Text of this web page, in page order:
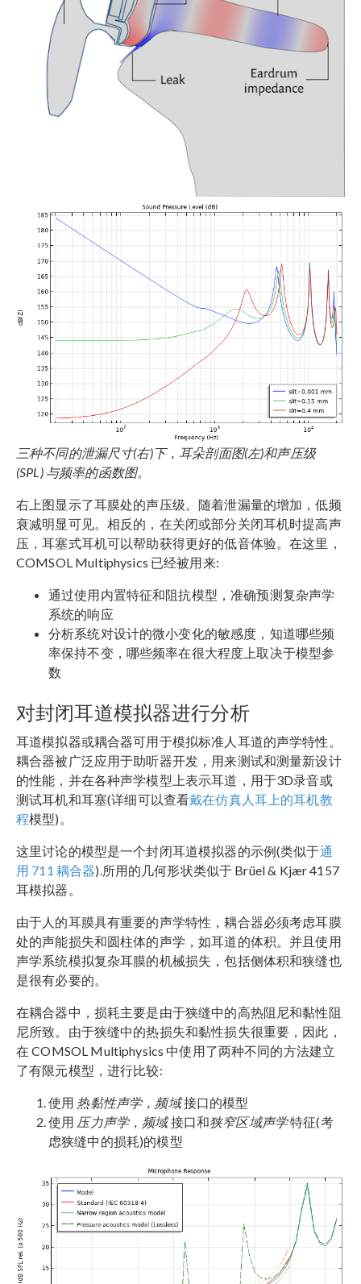
三种不同的泄漏尺寸(右)下，耳朵剖面图(左)和声压级
(SPL) 与频率的函数图。
右上图显示了耳膜处的声压级。随着泄漏量的增加，低频
衰减明显可见。相反的，在关闭或部分关闭耳机时提高声
压，耳塞式耳机可以帮助获得更好的低音体验。在这里，
COMSOL Multiphysics 已经被用来:
通过使用内置特征和阻抗模型，准确预测复杂声学
系统的响应
分析系统对设计的微小变化的敏感度，知道哪些频
率保持不变，哪些频率在很大程度上取决于模型参
数
对封闭耳道模拟器进行分析
耳道模拟器或耦合器可用于模拟标准人耳道的声学特性。
耦合器被广泛应用于助听器开发，用来测试和测量新设计
的性能，并在各种声学模型上表示耳道，用于3D录音或
测试耳机和耳塞(详细可以查看戴在仿真人耳上的耳机教
程模型)。
这里讨论的模型是一个封闭耳道模拟器的示例(类似于通
用 711 耦合器).所用的几何形状类似于 Brüel & Kjær 4157
耳模拟器。
由于人的耳膜具有重要的声学特性，耦合器必须考虑耳膜
处的声能损失和圆柱体的声学，如耳道的体积。并且使用
声学系统模拟复杂耳膜的机械损失，包括侧体积和狭缝也
是很有必要的。
在耦合器中，损耗主要是由于狭缝中的高热阻尼和黏性阻
尼所致。由于狭缝中的热损失和黏性损失很重要，因此，
在 COMSOL Multiphysics 中使用了两种不同的方法建立
了有限元模型，进行比较:
使用 热黏性声学，频域接口的模型
使用 压力声学，频域接口和狭窄区域声学特征(考
虑狭缝中的损耗)的模型